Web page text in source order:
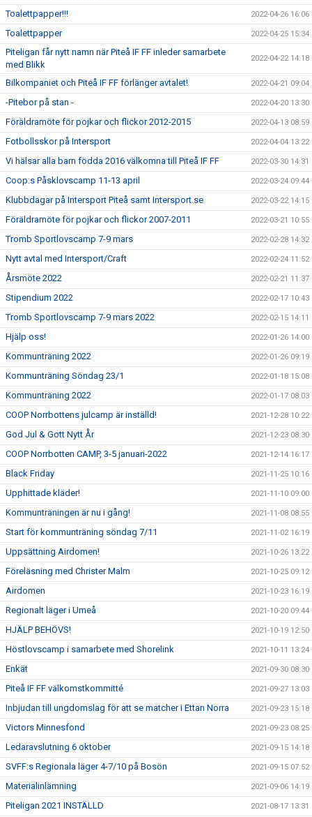
Toalettpapper!!! 2022-04-26 16:06
Toalettpapper 2022-04-25 15:34
Piteligan får nytt namn när Piteå IF FF inleder samarbete
med Blikk
2022-04-22 14:18
Bilkompaniet och Piteå IF FF förlänger avtalet! 2022-04-21 09:04
-Pitebor på stan - 2022-04-20 13:30
Föräldramöte för pojkar och flickor 2012-2015 2022-04-13 08:59
Fotbollsskor på Intersport 2022-04-04 13:22
Vi hälsar alla barn födda 2016 välkomna till Piteå IF FF 2022-03-30 14:31
Coop:s Påsklovscamp 11-13 april 2022-03-24 09:44
Klubbdagar på Intersport Piteå samt Intersport.se 2022-03-22 14:15
Föräldramöte för pojkar och flickor 2007-2011 2022-03-21 10:55
Tromb Sportlovscamp 7-9 mars 2022-02-28 14:32
Nytt avtal med Intersport/Craft 2022-02-24 11:52
Årsmöte 2022 2022-02-21 11:37
Stipendium 2022 2022-02-17 10:43
Tromb Sportlovscamp 7-9 mars 2022 2022-02-15 14:11
Hjälp oss! 2022-01-26 14:00
Kommunträning 2022 2022-01-26 09:19
Kommunträning Söndag 23/1 2022-01-18 15:08
Kommunträning 2022 2022-01-17 08:03
COOP Norrbottens julcamp är inställd! 2021-12-28 10:22
God Jul & Gott Nytt År 2021-12-23 08:30
COOP Norrbotten CAMP, 3-5 januari-2022 2021-12-14 16:17
Black Friday 2021-11-25 10:16
Upphittade kläder! 2021-11-10 09:00
Kommunträningen är nu i gång! 2021-11-08 08:55
Start för kommunträning söndag 7/11 2021-11-02 16:19
Uppsättning Airdomen! 2021-10-26 13:22
Föreläsning med Christer Malm 2021-10-25 09:12
Airdomen 2021-10-23 16:19
Regionalt läger i Umeå 2021-10-20 09:44
HJÄLP BEHÖVS! 2021-10-19 12:50
Höstlovscamp i samarbete med Shorelink 2021-10-11 13:24
Enkät 2021-09-30 08:30
Piteå IF FF välkomstkommitté 2021-09-27 13:03
Inbjudan till ungdomslag för att se matcher i Ettan Norra 2021-09-23 15:18
Victors Minnesfond 2021-09-23 08:25
Ledaravslutning 6 oktober 2021-09-15 14:18
SVFF:s Regionala läger 4-7/10 på Bosön 2021-09-15 07:52
Materialinlämning 2021-09-06 14:19
Piteligan 2021 INSTÄLLD 2021-08-17 13:31